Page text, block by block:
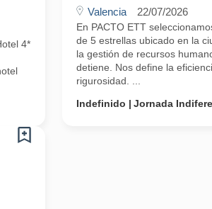
4*
Valencia 22/07/2026
En PACTO ETT
de 5 estrellas ubicado en la
la gestión de recursos
detiene. Nos define la
rigurosidad. ...
Indefinido
Jornada